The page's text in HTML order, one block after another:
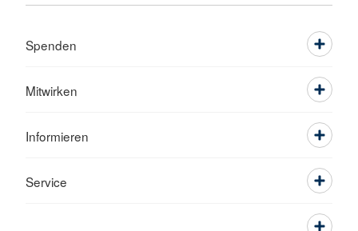
Spenden
Mitwirken
Informieren
Service